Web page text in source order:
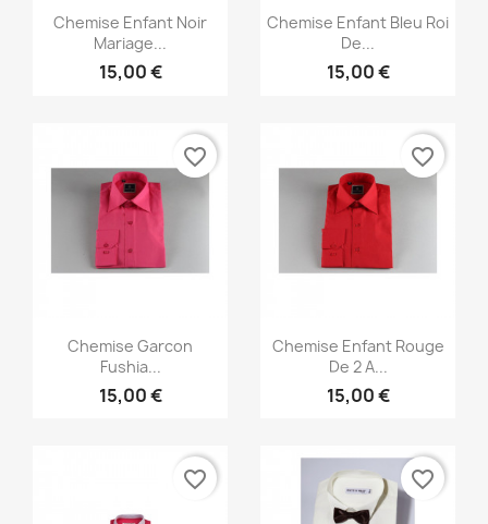
Aperçu rapide
Chemise Enfant Noir
Mariage...
15,00 €
Aperçu rapide
Chemise Enfant Bleu Roi
De...
15,00 €
Aperçu rapide
Chemise Garcon
Fushia...
15,00 €
favorite_border
Aperçu rapide
Chemise Enfant Rouge
De 2 A...
15,00 €
favorite_border
favorite_border favorite_border